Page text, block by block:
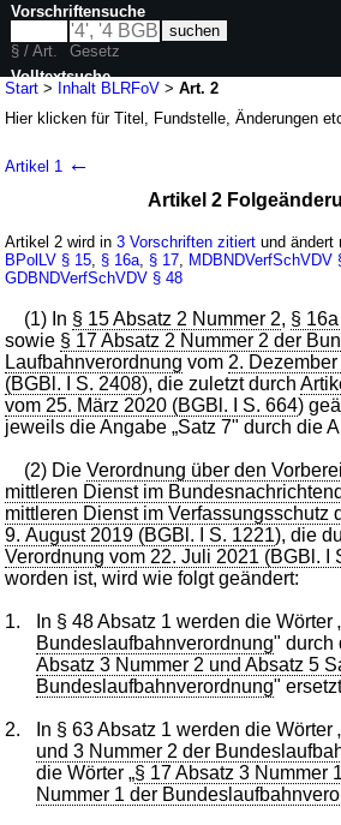
Start > Inhalt BLRFoV >Art. 2
Hier klicken fürTitel, Fundstelle, Änderungen
laufbahnrechtlicher und
dienstrechtlicher Vorschriften
V. v. 16.08.2021BGBl. I S. 3582(Nr. 54);
abweichend sieheArtikel 10
10 Änderungen | wird in 24 Vorschriften zitiert
Artikel 1 ←
Artikel 2
Artikel 2 wird in3 Vorschriften zitiert und ändert
BPolLV § 15 § 16a § 17 MDBNDVerfSchVDV
GDBNDVerfSchVDV § 48
(1) In § 15 Absatz 2 Nummer 2, §
sowie § 17 Absatz 2 Nummer 2 der
Laufbahnverordnung vom 2. Dezember
(BGBl. I S. 2408), die zuletzt durch
vom 25. März 2020 (BGBl. I S. 664)
jeweils die Angabe „Satz 7" durch die
(2) DieVerordnung über den
mittleren Dienst im
mittleren Dienst im Verfassungsschutz
9. August 2019 (BGBl. I S. 1221), die
Verordnung vom 22. Juli 2021 (BGBl. I
worden ist, wird wie folgt geändert:
1. In § 48 Absatz 1 werden die Wörter
Bundeslaufbahnverordnung" durch
Absatz 3 Nummer 2 und Absatz 5
Bundeslaufbahnverordnung"
2. In § 63 Absatz 1 werden die Wörter
und 3 Nummer 2 der
die Wörter „§ 17 Absatz 3 Nummer
Nummer 1 der
Vorschriftensuche
§ / Art.
Gesetz
Volltextsuche
nur in BLRFoV